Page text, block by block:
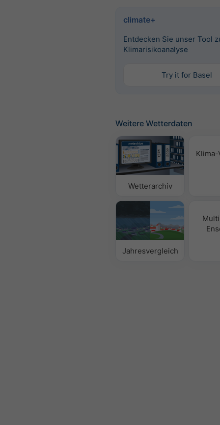
climate+
Entdecken Sie unser Tool
Klimarisikoanalyse
Try it for Basel
Weitere Wetterdaten
Wetterarchiv
Jahresvergleich